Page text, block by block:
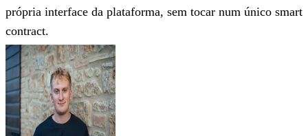
própria interface da plataforma, sem tocar num único smart
contract.